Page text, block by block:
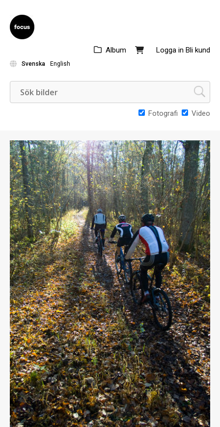
Logga in Bli kund
Album
Svenska English
Fotografi Video